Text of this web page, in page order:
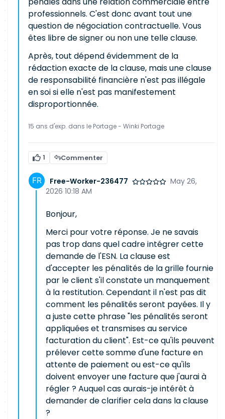
professionnels. C'est donc avant tout une
question de négociation contractuelle. Vous
êtes libre de signer ou non une telle clause.
Après, tout dépend évidemment de la
rédaction exacte de la clause, mais une clause
de responsabilité financière n'est pas illégale
en soi si elle n'est pas manifestement
disproportionnée.
15 ans d'exp. dans le Portage - Winki Portage
1 Commenter
Free-Worker-236477
May 26,
2026 10:18 AM
Bonjour,
Merci pour votre réponse. Je ne savais
pas trop dans quel cadre intégrer cette
demande de l'ESN. La clause est
d'accepter les pénalités de la grille fournie
par le client s'il constate un manquement
à la restitution. Cependant il n'est pas dit
comment les pénalités seront payées. Il y
a juste cette phrase "les pénalités seront
appliquées et transmises au service
facturation du client". Est-ce qu'ils peuvent
prélever cette somme d'une facture en
attente de paiement ou est-ce qu'ils
doivent envoyer une facture que j'aurai à
régler ? Auquel cas aurais-je intérêt à
demander de clarifier cela dans la clause
?